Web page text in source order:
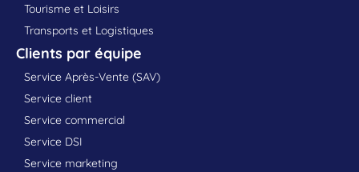
Tourisme et Loisirs
Transports et Logistiques
Clients par équipe
Service Après-Vente (SAV)
Service client
Service commercial
Service DSI
Service marketing